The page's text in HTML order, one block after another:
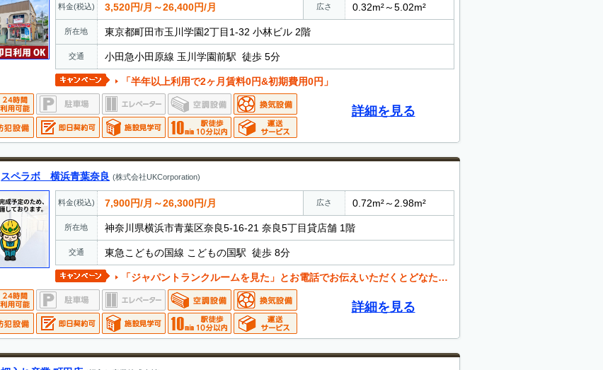
料金(税込) 3,520円/月～26,400円/月 広さ 0.32m²～5.02m²
所在地 東京都町田市玉川学園2丁目1-32 小林ビル 2階
交通 小田急小田原線 玉川学園前駅 徒歩 5分
「半年以上利用で2ヶ月賃料0円&初期費用0円」
詳細を見る
スペラボ 横浜青葉奈良 (株式会社UKCorporation)
料金(税込) 7,900円/月～26,300円/月 広さ 0.72m²～2.98m²
所在地 神奈川県横浜市青葉区奈良5-16-21 奈良5丁目貸店舗 1階
交通 東急こどもの国線 こどもの国駅 徒歩 8分
「ジャパントランクルームを見た」とお電話でお伝えいただくとどなたでも値引き可能。 お気軽にご相談ください。
詳細を見る